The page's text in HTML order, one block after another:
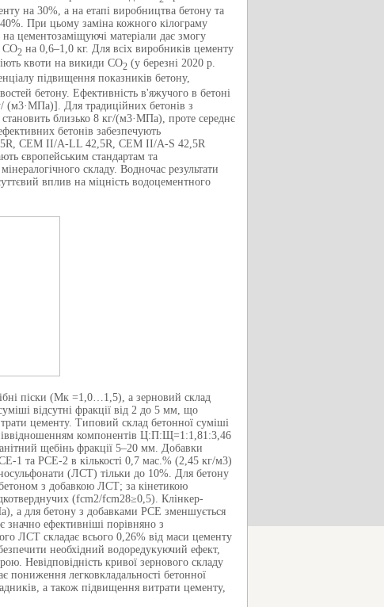
на 30%, а на етапі виробництва бетону та
При цьому заміна кожного кілограму
на цементозаміщуючі матеріали дає змогу
СО2 на 0,6–1,0 кг. Для всіх виробників цементу
квоти на викиди CO2 (у березні 2020 р.
підвищення показників бетону,
бетону. Eфективність в'яжучого в бетоні
(м3·МПа)]. Для традиційних бетонів з
близько 8 кг/(м3·МПа), проте середнє
бетонів забезпечують
CEM ІІ/А-LL 42,5R, CEM ІІ/А-S 42,5R
європейським стандартам та
складу. Водночас результати
вплив на міцність водоцементного
піски (Мк =1,0…1,5), а зерновий склад
відсутні фракції від 2 до 5 мм, що
цементу. Типовий склад бетонної суміші
компонентів Ц:П:Щ=1:1,81:3,46
щебінь фракції 5–20 мм. Добавки
1 та РСЕ-2 в кількості 0,7 мас.% (2,45 кг/м3)
(ЛСТ) тільки до 10%. Для бетону
з добавкою ЛСТ; за кінетикою
(fcm2/fcm28≥0,5). Клінкер-
а для бетону з добавками РСЕ зменшується
ефективніші порівняно з
ЛСТ складає всього 0,26% від маси цементу
необхідний водоредукуючий ефект,
Невідповідність кривої зернового складу
пониження легковкладальності бетонної
а також підвищення витрати цементу,